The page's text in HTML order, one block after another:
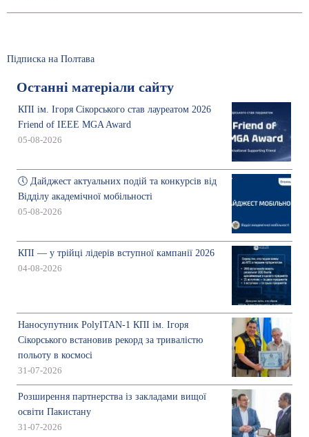
Підписка на Полтава
Останні матеріали сайту
КПІ ім. Ігоря Сікорського став лауреатом 2026
Friend of IEEE MGA Award
05-08-2026
🕔 Дайджест актуальних подій та конкурсів від
Відділу академічної мобільності
05-08-2026
КПІ — у трійці лідерів вступної кампанії 2026
04-08-2026
Наносупутник PolyITAN-1 КПІ ім. Ігоря
Сікорського встановив рекорд за тривалістю
польоту в космосі
31-07-2026
Розширення партнерства із закладами вищої
освіти Пакистану
31-07-2026